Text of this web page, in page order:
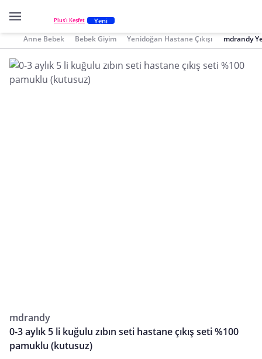
Plus'ı Keşfet Yeni
Anne Bebek Bebek Giyim Yenidoğan Hastane Çıkışı mdrandy
mdrandy
0-3 aylık 5 li kuğulu zıbın seti hastane çıkış seti %100
pamuklu (kutusuz)